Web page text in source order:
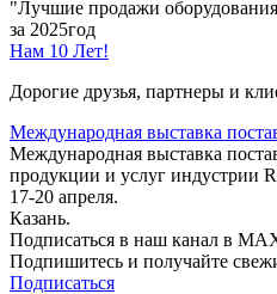
"Лучшие продажи
за 2025год
Нам 10 Лет!
Дорогие друзья, партнеры и
Международная выставка
Международная выставка
продукции и услуг индустрии
17-20 апреля.
Казань.
Подписаться в наш канал в
Подпишитесь и получайте
Подписаться